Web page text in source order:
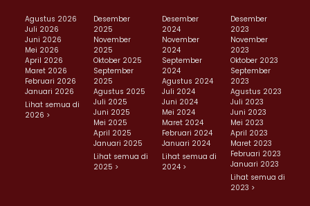
Agustus 2026
Juli 2026
Juni 2026
Mei 2026
April 2026
Maret 2026
Februari 2026
Januari 2026
Lihat semua di
2026 >
Desember
2025
November
2025
Oktober 2025
September
2025
Agustus 2025
Juli 2025
Juni 2025
Mei 2025
April 2025
Januari 2025
Lihat semua di
2025 >
Desember
2024
November
2024
September
2024
Agustus 2024
Juli 2024
Juni 2024
Mei 2024
Maret 2024
Februari 2024
Januari 2024
Lihat semua di
2024 >
Desember
2023
November
2023
Oktober 2023
September
2023
Agustus 2023
Juli 2023
Juni 2023
Mei 2023
April 2023
Maret 2023
Februari 2023
Januari 2023
Lihat semua di
2023 >